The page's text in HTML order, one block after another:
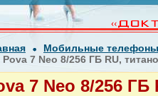
Мобильные телефоны
Pova 7 Neo 8/256 ГБ RU,
7 Neo 8/256